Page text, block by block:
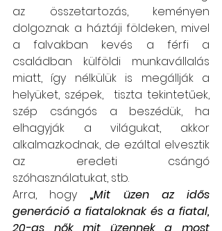
az összetartozás, keményen
dolgoznak a háztáji földeken, mivel
a falvakban kevés a férfi a
családban külföldi munkavállalás
miatt, így nélkülük is megállják a
helyüket, szépek,  tiszta tekintetűek,
szép csángós a beszédük, ha
elhagyják a világukat, akkor
alkalmazkodnak, de ezáltal elvesztik
az eredeti csángó
szóhasználatukat, stb.
Arra, hogy „Mit üzen az idős
generáció a fiataloknak és a fiatal,